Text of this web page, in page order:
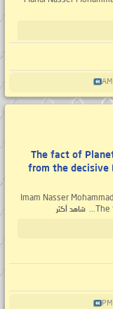
The fact of
from the decisive
- 1 - Imam Nasser
شاهد أكثر